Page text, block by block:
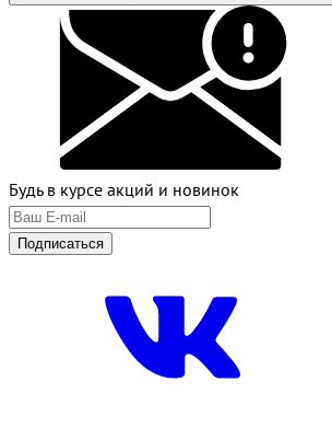
Будь в курсе акций и новинок
Подписаться